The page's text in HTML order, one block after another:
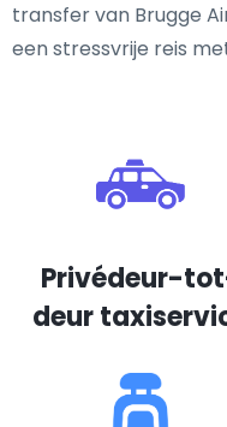
transfer van Brugge
een stressvrije reis
Privédeur-
deur